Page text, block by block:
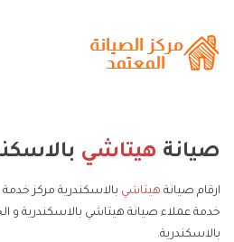
صيانة هيتاشي
ارقام صيانة هيتاشي بالاسكندرية مركز
خدمة عملاء صيانة هيتاشي بالاسكندرية و
بالاسكندرية.